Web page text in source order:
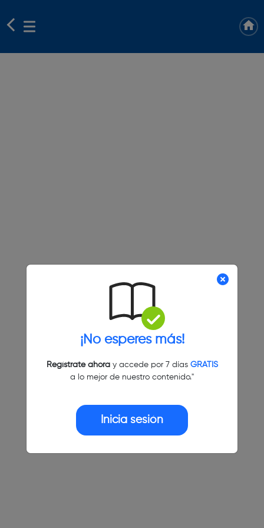
¡No esperes más!
Regístrate ahoray accede por 7 días GRATIS
a lo mejor de nuestro contenido."
Inicia sesión